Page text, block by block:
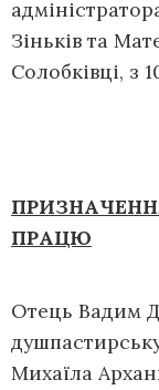
Зіньків та
Солобківці, з
ПРАЦЮ
Отець Вадим
Михаїла